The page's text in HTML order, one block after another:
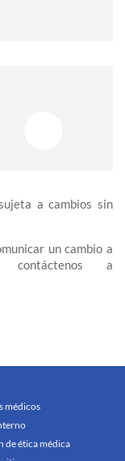
a cambios sin
un cambio a
a
médicos
de ética médica